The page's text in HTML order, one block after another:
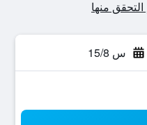
س 15/8